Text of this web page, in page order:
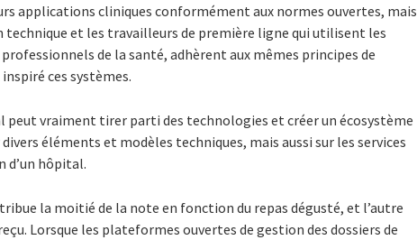
applications cliniques conformément aux normes ouvertes, mais
et les travailleurs de première ligne qui utilisent les
de la santé, adhèrent aux mêmes principes de
ces systèmes.
peut vraiment tirer parti des technologies et créer un écosystème
éléments et modèles techniques, mais aussi sur les services
d’un hôpital.
la moitié de la note en fonction du repas dégusté, et l’autre
Lorsque les plateformes ouvertes de gestion des dossiers de